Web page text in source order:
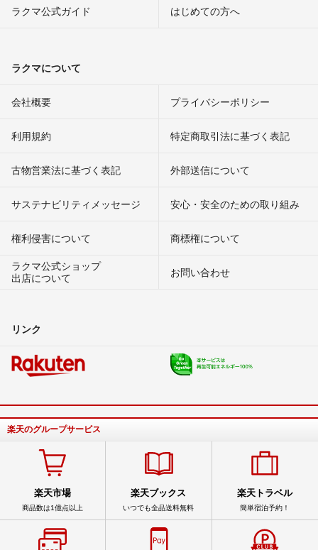
ラクマ公式ガイド はじめての方へ
ラクマについて
会社概要 プライバシーポリシー
利用規約 特定商取引法に基づく表記
古物営業法に基づく表記 外部送信について
サステナビリティメッセージ 安心・安全のための取り組み
権利侵害について
商標権について
ラクマ公式ショップ
出店について
お問い合わせ
リンク
楽天のグループサービス
楽天市場
商品数は1億点以上
楽天ブックス
いつでも全品送料無料
楽天トラベル
簡単宿泊予約！